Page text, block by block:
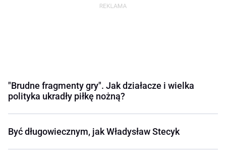
"Brudne fragmenty gry". Jak działacze i wielka
polityka ukradły piłkę nożną?
Być długowiecznym, jak Władysław Stecyk